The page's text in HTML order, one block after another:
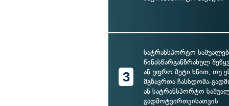
3
სატრანსპორტო
წინასწარგანზრახულ
ან უფრო მეტი ხნით, თუ
მგზავრთა ჩასხდომა-
ან სატრანსპორტო
გადმოტვირთვისათვის